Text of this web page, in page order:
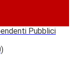
Pubblici